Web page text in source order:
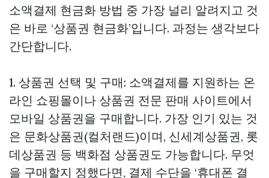
소액결제 현금화 방법 중 가장 널리 알려지고 것
은 바로 ‘상품권 현금화’입니다. 과정는 생각보다
간단합니다.
1. 상품권 선택 및 구매: 소액결제를 지원하는 온
라인 쇼핑몰이나 상품권 전문 판매 사이트에서
모바일 상품권을 구매합니다. 가장 인기 있는 것
은 문화상품권(컬처랜드)이며, 신세계상품권, 롯
데상품권 등 백화점 상품권도 가능합니다. 무엇
을 구매할지 정했다면, 결제 수단을 ‘휴대폰 결